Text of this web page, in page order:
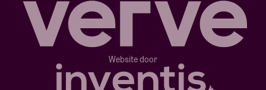
Website door